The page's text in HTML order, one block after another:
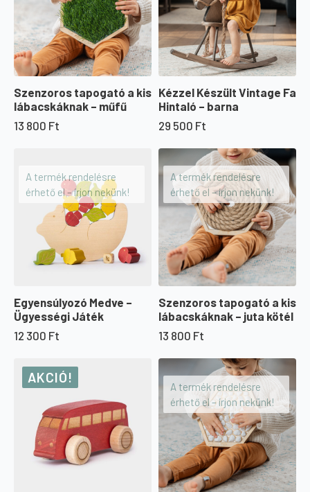
Szenzoros tapogató a kis
lábacskáknak – műfű
13 800 Ft
Kézzel Készült Vintage Fa
Hintaló – barna
29 500 Ft
A termék rendelésre
érhető el – írjon nekünk!
Egyensúlyozó Medve –
Ügyességi Játék
12 300 Ft
A termék rendelésre
érhető el – írjon nekünk!
Szenzoros tapogató a kis
lábacskáknak – juta kötél
13 800 Ft
AKCIÓ!
A termék rendelésre
érhető el – írjon nekünk!